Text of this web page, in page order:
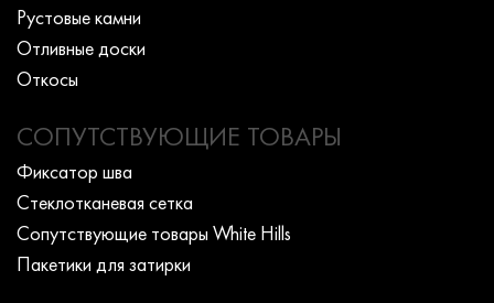
Рустовые камни
Отливные доски
Откосы
СОПУТСТВУЮЩИЕ ТОВАРЫ
Фиксатор шва
Стеклотканевая сетка
Сопутствующие товары White Hills
Пакетики для затирки